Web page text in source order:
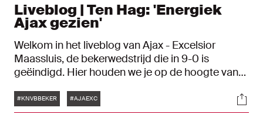
Liveblog | Ten Hag: 'Energiek
Ajax gezien'
Welkom in het liveblog van Ajax - Excelsior
Maassluis, de bekerwedstrijd die in 9-0 is
geëindigd. Hier houden we je op de hoogte van
Tags
#KNVBBEKER #AJAEXC